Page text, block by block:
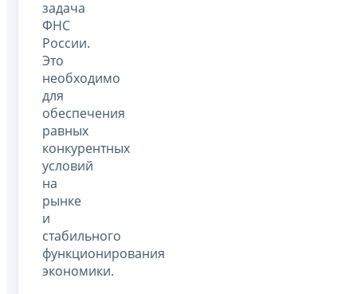
задача
ФНС
России.
Это
необходимо
для
обеспечения
равных
конкурентных
условий
на
рынке
и
стабильного
функционирования
экономики.